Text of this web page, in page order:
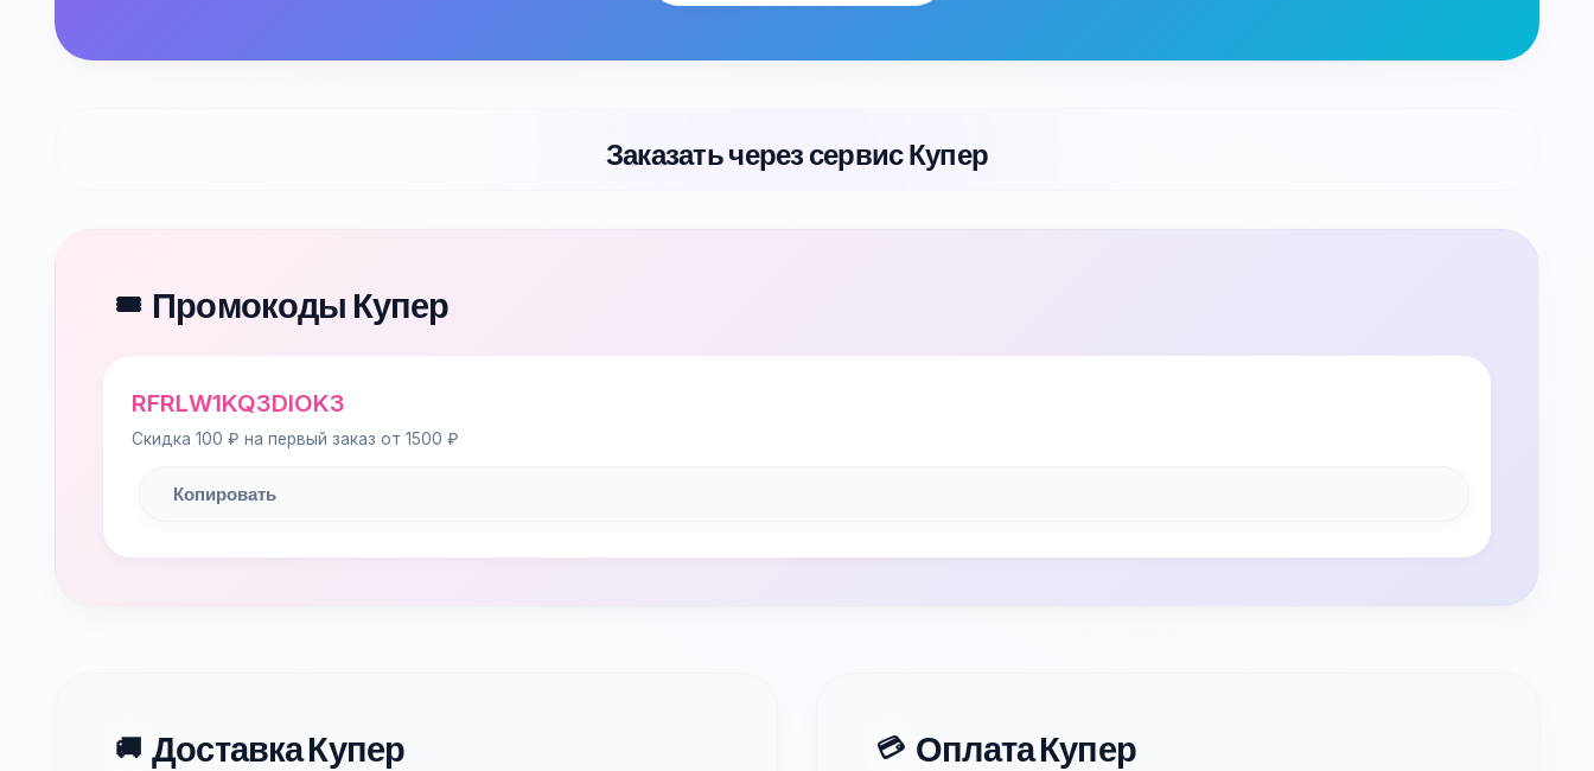
Заказать через сервис Купер
🎟️ Промокоды Купер
RFRLW1KQ3DIOK3
Скидка 100 ₽ на первый заказ от 1500 ₽
Копировать
🚚 Доставка Купер 💳 Оплата Купер